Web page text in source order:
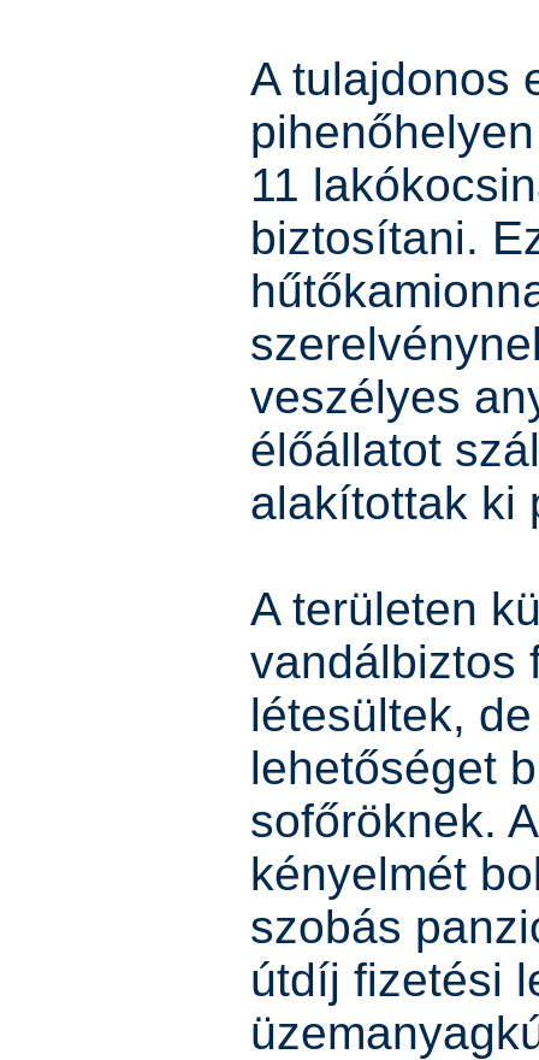
A tulajdonos
11
biztosítani.
veszélyes
élőállatot
alakítottak ki
A területen
vandálbiztos
létesültek,
lehetőséget
sofőröknek.
kényelmét
szobás
útdíj fizetési